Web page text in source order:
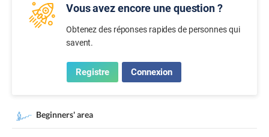
Vous avez encore une question ?
Obtenez des réponses rapides de personnes qui
savent.
Registre Connexion
Beginners' area